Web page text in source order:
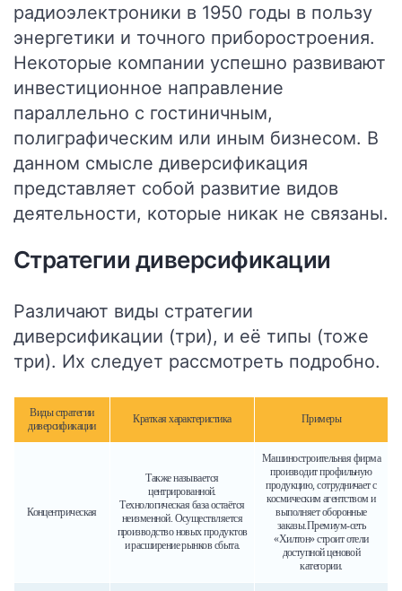
радиоэлектроники в 1950 годы в пользу
энергетики и точного приборостроения.
Некоторые компании успешно развивают
инвестиционное направление
параллельно с гостиничным,
полиграфическим или иным бизнесом. В
данном смысле диверсификация
представляет собой развитие видов
деятельности, которые никак не связаны.
Стратегии диверсификации
Различают виды стратегии
диверсификации (три), и её типы (тоже
три). Их следует рассмотреть подробно.
Виды стратегии
диверсификации
Краткая характеристика Примеры
Концентрическая
Также называется
центрированной.
Технологическая база остаётся
неизменной. Осуществляется
производство новых продуктов
и расширение рынков сбыта.
Машиностроительная фирма
производит профильную
продукцию, сотрудничает с
космическим агентством и
выполняет оборонные
заказы.Премиум-сеть
«Хилтон» строит отели
доступной ценовой
категории.